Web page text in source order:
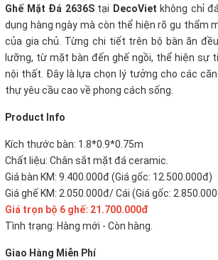
Ghế Mặt Đá 2636Stại DecoViet không chỉ
dụng hàng ngày mà còn thể hiện rõ gu thẩm
của gia chủ. Từng chi tiết trên bộ bàn ăn
lưỡng, từ mặt bàn đến ghế ngồi, thể hiện sự
nội thất. Đây là lựa chọn lý tưởng cho các
thự yêu cầu cao về phong cách sống.
Product Info
Kích thước bàn: 1.8*0.9*0.75m
Chất liệu: Chân sắt mặt đá ceramic.
Giá bàn KM: 9.400.000đ (Giá gốc: 12.500.000đ)
Giá ghế KM: 2.050.000đ/ Cái (Giá gốc:
Giá trọn bộ 6 ghế: 21.700.000đ
Tình trạng: Hàng mới - Còn hàng.
Giao Hàng Miễn Phí